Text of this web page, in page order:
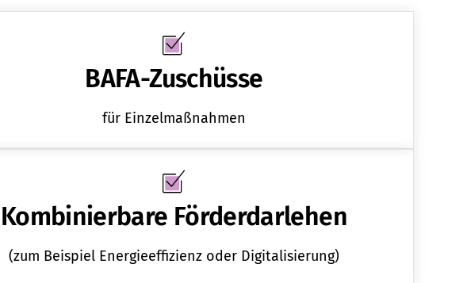
BAFA-Zuschüsse
für Einzelmaßnahmen
Kombinierbare Förderdarlehen
(zum Beispiel Energieeffizienz oder Digitalisierung)